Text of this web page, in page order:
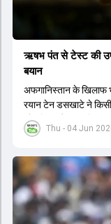
Thu - 04 Jun
ऋषभ पंत से टेस्ट की उप
बयान
अफगानिस्तान के
रयान टेन डसखाटे ने किसी
जोर दिया और कहा कि
पर होना चाहिए.